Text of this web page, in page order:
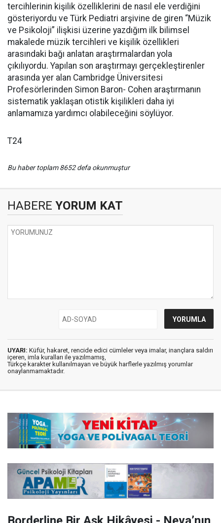
tercihlerinin kişilik özelliklerini de nasıl ele verdiğini
gösteriyordu ve Türk Pediatri arşivine de giren “Müzik
ve Psikoloji” ilişkisi üzerine yazdığım ilk bilimsel
makalede müzik tercihleri ve kişilik özellikleri
arasındaki bağı anlatan araştırmalardan yola
çıkılıyordu. Yapılan son araştırmayı gerçekleştirenler
arasında yer alan Cambridge Üniversitesi
Profesörlerinden Simon Baron- Cohen araştırmanın
sistematik yaklaşan otistik kişilikleri daha iyi
anlamamıza yardımcı olabileceğini söylüyor.
T24
Bu haber toplam 8652 defa okunmuştur
HABERE YORUM KAT
UYARI: Küfür, hakaret, rencide edici cümleler veya imalar, inançlara saldırı
içeren, imla kuralları ile yazılmamış,
Türkçe karakter kullanılmayan ve büyük harflerle yazılmış yorumlar
onaylanmamaktadır.